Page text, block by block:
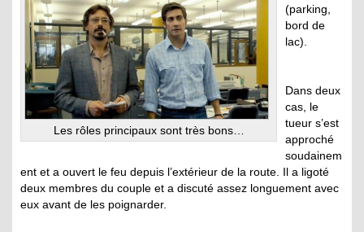
Les rôles principaux sont très bons…
(parking,
bord de
lac).
Dans deux
cas, le
tueur s’est
approché
soudainem
ent et a ouvert le feu depuis l’extérieur de la route. Il a ligoté
deux membres du couple et a discuté assez longuement avec
eux avant de les poignarder.